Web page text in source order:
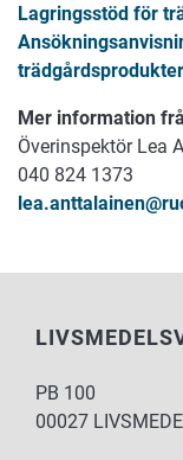
Lagringsstöd för
Mer information
Överinspektör Lea
040 824 1373
PB 100
00027